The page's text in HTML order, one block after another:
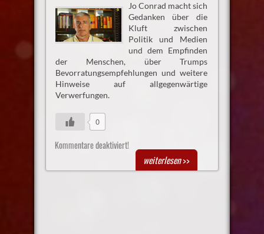
Jo Conrad macht sich
Gedanken über die
Kluft zwischen
Politik und Medien
und dem Empfinden
der Menschen, über Trumps
Bevorratungsempfehlungen und weitere
Hinweise auf allgegenwärtige
Verwerfungen.
0
Kommentare deaktiviert!
weiterlesen>>